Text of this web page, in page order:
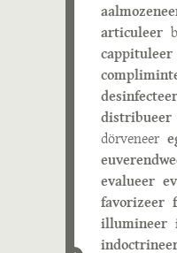
articuleer
cappituleer
desinfecteer
distribueer
dörveneer
evalueer
favorizeer
illumineer